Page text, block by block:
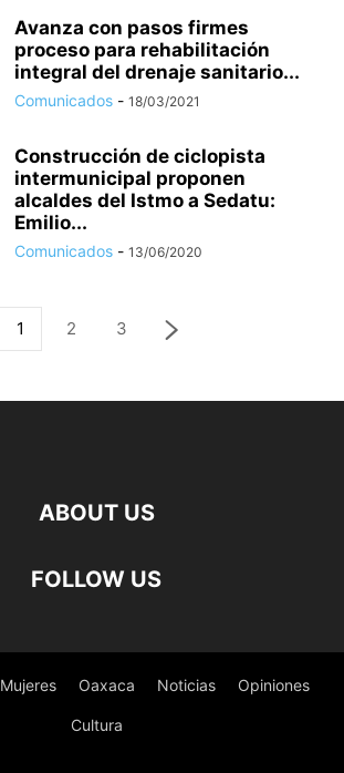
Avanza con pasos firmes
proceso para rehabilitación
integral del drenaje sanitario...
Comunicados - 18/03/2021
Construcción de ciclopista
intermunicipal proponen
alcaldes del Istmo a Sedatu:
Emilio...
Comunicados - 13/06/2020
1 2 3
ABOUT US
FOLLOW US
Mujeres Oaxaca Noticias Opiniones
Cultura